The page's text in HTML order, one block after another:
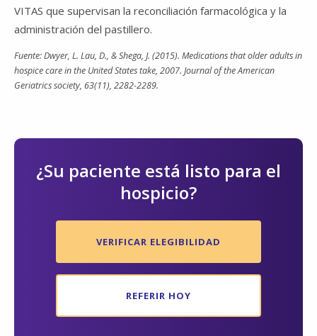
VITAS que supervisan la reconciliación farmacológica y la
administración del pastillero.
Fuente: Dwyer, L. Lau, D., & Shega, J. (2015). Medications that older adults in
hospice care in the United States take, 2007. Journal of the American
Geriatrics society, 63(11), 2282-2289.
¿Su paciente está listo para el
hospicio?
VERIFICAR ELEGIBILIDAD
REFERIR HOY